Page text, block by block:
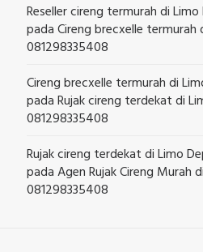
Reseller cireng termurah di
padaCireng brecxelle termurah
081298335408
Cireng brecxelle termurah di
padaRujak cireng terdekat di
081298335408
Rujak cireng terdekat di Limo
padaAgen Rujak Cireng Murah
081298335408